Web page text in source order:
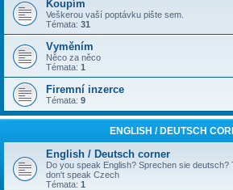
Koupím
Veškerou vaší poptávku pište sem.
Témata: 31
Vyměním
Něco za něco
Témata: 1
Firemní inzerce
Témata: 9
ENGLISH / DEUTSCH
English / Deutsch corner
Do you speak English? Sprechen sie
don't speak Czech
Témata: 1